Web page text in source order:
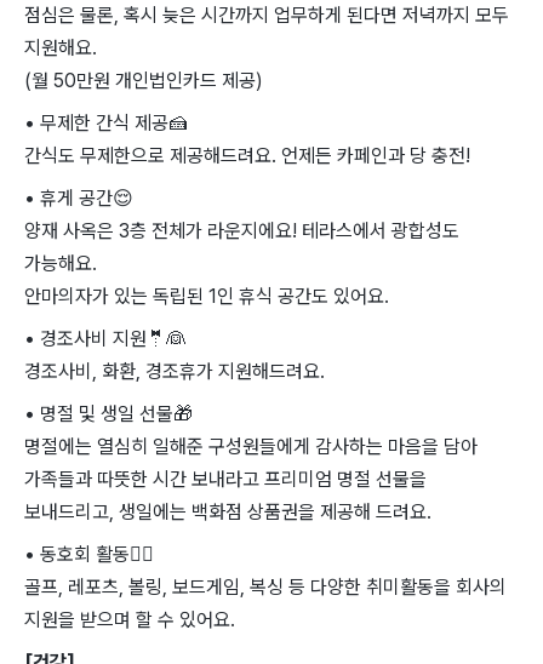
점심은 물론, 혹시 늦은 시간까지 업무하게 된다면 저녁까지 모두
지원해요.
(월 50만원 개인법인카드 제공)
• 무제한 간식 제공🍰
간식도 무제한으로 제공해드려요. 언제든 카페인과 당 충전!
• 휴게 공간😌
양재 사옥은 3층 전체가 라운지에요! 테라스에서 광합성도
가능해요.
안마의자가 있는 독립된 1인 휴식 공간도 있어요.
• 경조사비 지원 🤵 👰
경조사비, 화환, 경조휴가 지원해드려요.
• 명절 및 생일 선물🎁
명절에는 열심히 일해준 구성원들에게 감사하는 마음을 담아
가족들과 따뜻한 시간 보내라고 프리미엄 명절 선물을
보내드리고, 생일에는 백화점 상품권을 제공해 드려요.
• 동호회 활동🏄‍♀
골프, 레포츠, 볼링, 보드게임, 복싱 등 다양한 취미활동을 회사의
지원을 받으며 할 수 있어요.